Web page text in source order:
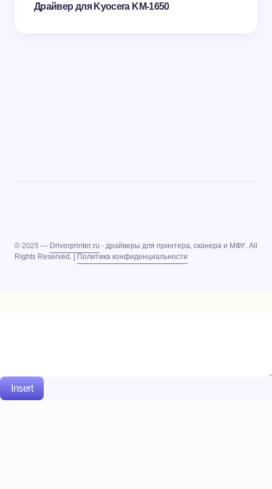
Драйвер для Kyocera KM-1650
© 2025 —Driverprinter.ru- драйверы для принтера, сканера и МФУ. All
Rights Reserved. |Политика конфиденциальности
Insert